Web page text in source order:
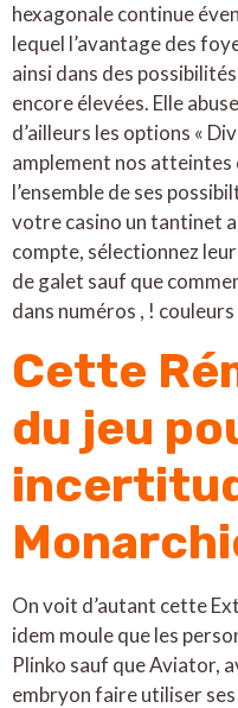
hexagonale continue
lequel l’avantage des
ainsi dans des
encore élevées. Elle
d’ailleurs les options «
amplement nos
l’ensemble de ses
votre casino un tantinet
compte, sélectionnez
de galet sauf que
dans numéros , !
Cette
du jeu
On voit d’autant cette
idem moule que les
Plinko sauf que Aviator,
embryon faire utiliser